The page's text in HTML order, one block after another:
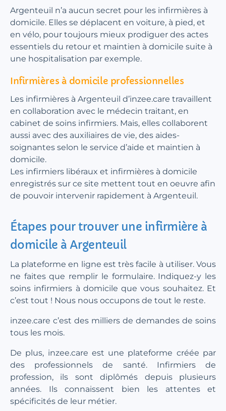
Argenteuil n’a aucun secret pour les infirmières à
domicile. Elles se déplacent en voiture, à pied, et
en vélo, pour toujours mieux prodiguer des actes
essentiels du retour et maintien à domicile suite à
une hospitalisation par exemple.
Infirmières à domicile professionnelles
Les infirmières à Argenteuil d’inzee.care travaillent
en collaboration avec le médecin traitant, en
cabinet de soins infirmiers. Mais, elles collaborent
aussi avec des auxiliaires de vie, des aides-
soignantes selon le service d’aide et maintien à
domicile.
Les infirmiers libéraux et infirmières à domicile
enregistrés sur ce site mettent tout en oeuvre afin
de pouvoir intervenir rapidement à Argenteuil.
Étapes pour trouver une infirmière à
domicile à Argenteuil
La plateforme en ligne est très facile à utiliser. Vous
ne faites que remplir le formulaire. Indiquez-y les
soins infirmiers à domicile que vous souhaitez. Et
c’est tout ! Nous nous occupons de tout le reste.
inzee.care c’est des milliers de demandes de soins
tous les mois.
De plus, inzee.care est une plateforme créée par
des professionnels de santé. Infirmiers de
profession, ils sont diplômés depuis plusieurs
années. Ils connaissent bien les attentes et
spécificités de leur métier.